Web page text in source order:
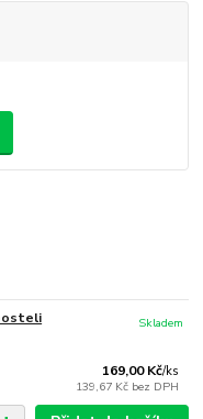
169,00 Kč/ks
139,67 Kč bez DPH
Skladem